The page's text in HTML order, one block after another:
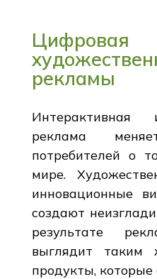
рекламы
Интерактивная
реклама
потребителей о
мире.
инновационные
создают
результате
выглядит
продукты, которые